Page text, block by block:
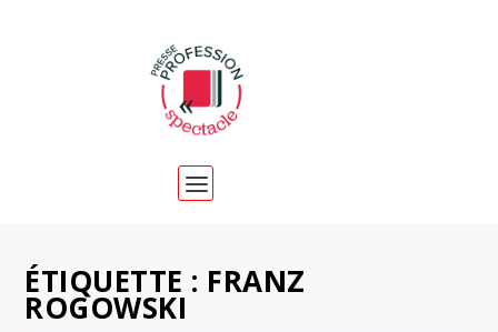
ÉTIQUETTE : FRANZ
ROGOWSKI